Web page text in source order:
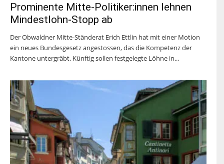
Prominente Mitte-Politiker:innen lehnen
Mindestlohn-Stopp ab
Der Obwaldner Mitte-Ständerat Erich Ettlin hat mit einer Motion
ein neues Bundesgesetz angestossen, das die Kompetenz der
Kantone untergräbt. Künftig sollen festgelegte Löhne in...